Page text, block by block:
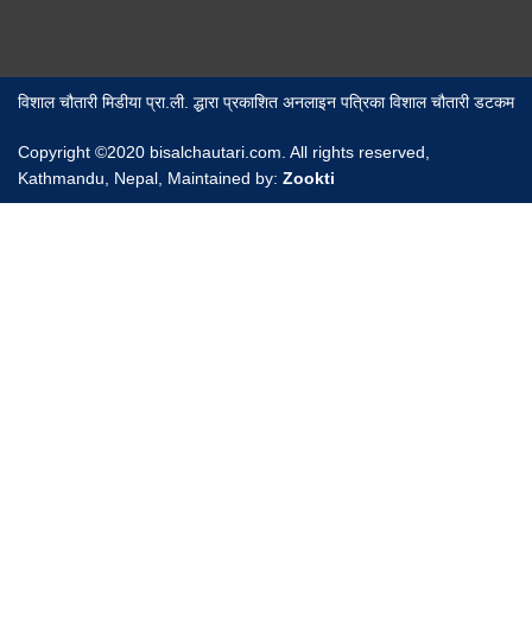
विशाल चौतारी मिडीया प्रा.ली. द्धारा प्रकाशित अनलाइन पत्रिका विशाल चौतारी डटकम
Copyright ©2020 bisalchautari.com. All rights reserved,
Kathmandu, Nepal, Maintained by: Zookti